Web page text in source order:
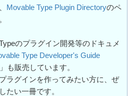
Movable Type Plugin Directoryのペ
のプラグイン開発等のドキュメ
Type Developer's Guide
」も販売しています。
ラグインを作ってみたい方に、ぜ
たい一冊です。